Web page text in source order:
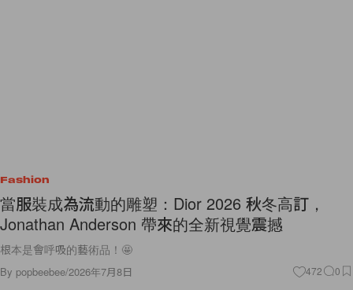
Fashion
當服裝成為流動的雕塑：Dior 2026 秋冬高訂，
Jonathan Anderson 帶來的全新視覺震撼
根本是會呼吸的藝術品！🤩
By popbeebee/2026年7月8日 472 0